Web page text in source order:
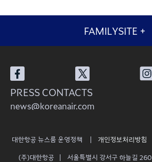
FAMILYSITE +
PRESS CONTACTS
news@koreanair.com
대한항공 뉴스룸 운영정책 개인정보처리방침
(주)대한항공
서울특별시 강서구 하늘길 260